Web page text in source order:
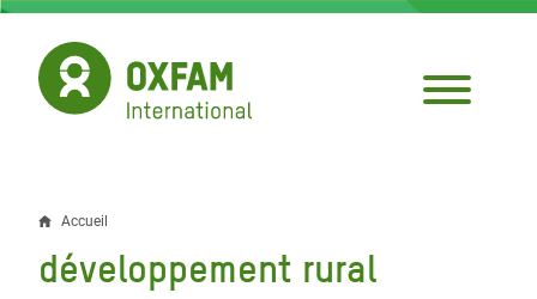
Aller
contenu
principal
Fil
d'Ariane
Accueil
développement rural